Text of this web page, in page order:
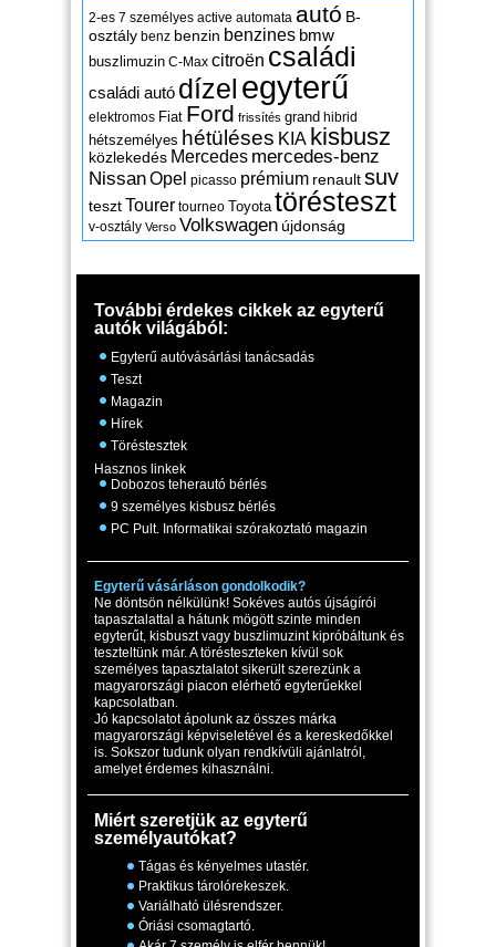
2-es 7 személyes active automata autó B-
osztály benz benzin benzines bmw
buszlimuzin C-Max citroën családi
családi autó dízel egyterű
elektromos Fiat Ford frissítés grand hibrid
hétszemélyes hétüléses KIA kisbusz
közlekedés Mercedes mercedes-benz
NissanOpel picasso prémium renaultsuv
tesztTourer tourneo Toyota törésteszt
v-osztály Verso Volkswagen újdonság
További érdekes cikkek az egyterű
autók világából:
Egyterű autóvásárlási tanácsadás
Teszt
Magazin
Hírek
Töréstesztek
Hasznos linkek
Dobozos teherautó bérlés
9 személyes kisbusz bérlés
PC Pult. Informatikai szórakoztató magazin
Egyterű vásárláson gondolkodik?
Ne döntsön nélkülünk! Sokéves autós újságírói
tapasztalattal a hátunk mögött szinte minden
egyterűt, kisbuszt vagy buszlimuzint kipróbáltunk és
teszteltünk már. A törésteszteken kívül sok
személyes tapasztalatot sikerült szerezünk a
magyarországi piacon elérhető egyterűekkel
kapcsolatban.
Jó kapcsolatot ápolunk az összes márka
magyarországi képviseletével és a kereskedőkkel
is. Sokszor tudunk olyan rendkívüli ajánlatról,
amelyet érdemes kihasználni.
Miért szeretjük az egyterű
személyautókat?
Tágas és kényelmes utastér.
Praktikus tárolórekeszek.
Variálható ülésrendszer.
Óriási csomagtartó.